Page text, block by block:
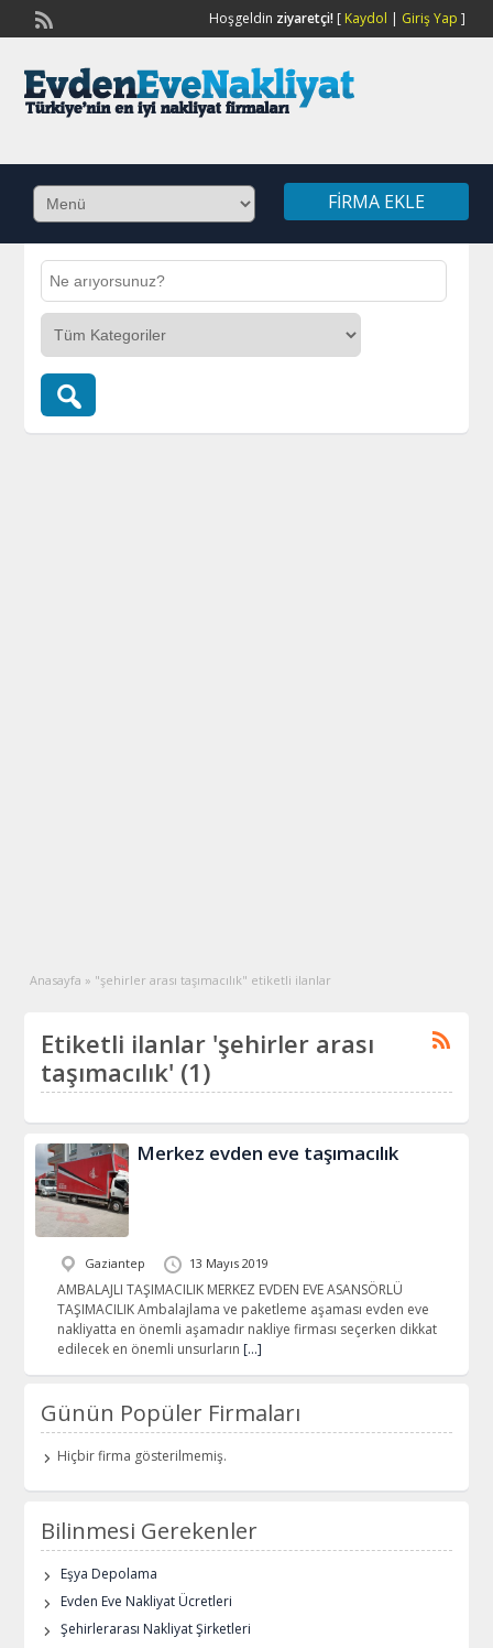
Hoşgeldin ziyaretçi![ Kaydol | Giriş Yap ]
FIRMA EKLE
Anasayfa » "şehirler arası taşımacılık" etiketli ilanlar
Etiketli ilanlar 'şehirler arası
taşımacılık' (1)
Merkez evden eve taşımacılık
Gaziantep 13 Mayıs 2019
AMBALAJLI TAŞIMACILIK MERKEZ EVDEN EVE ASANSÖRLÜ
TAŞIMACILIK Ambalajlama ve paketleme aşaması evden eve
nakliyatta en önemli aşamadır nakliye firması seçerken dikkat
edilecek en önemli unsurların […]
Günün Popüler Firmaları
Hiçbir firma gösterilmemiş.
Bilinmesi Gerekenler
Eşya Depolama
Evden Eve Nakliyat Ücretleri
Şehirlerarası Nakliyat Şirketleri